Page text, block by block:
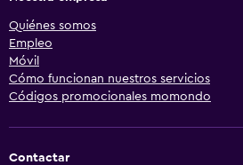
Quiénes somos
Empleo
Móvil
Cómo funcionan nuestros servicios
Códigos promocionales momondo
Contactar